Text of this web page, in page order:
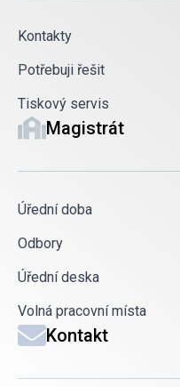
Kontakty
Potřebuji řešit
Tiskový servis
Magistrát
Úřední doba
Odbory
Úřední deska
Volná pracovní místa
Kontakt